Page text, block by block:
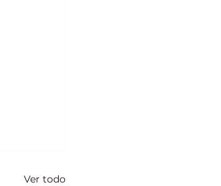
Ver todo